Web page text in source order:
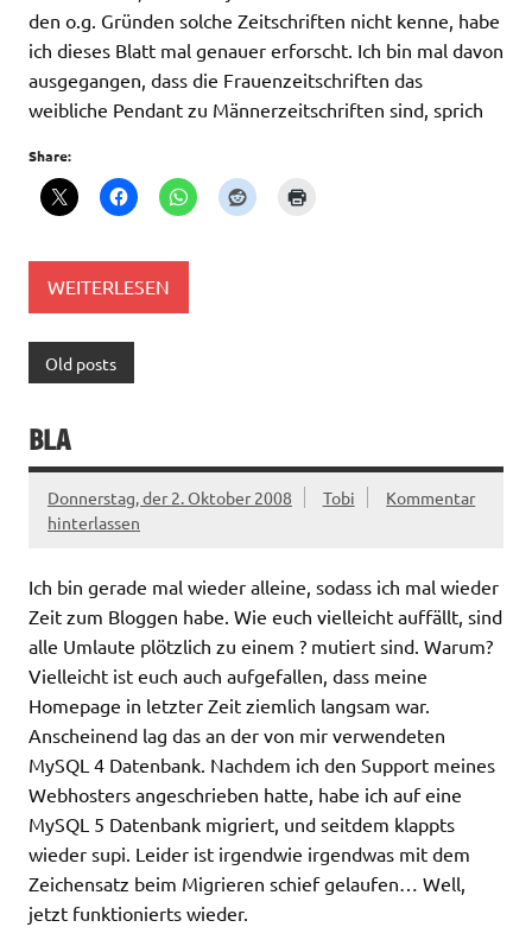
den o.g. Gründen solche Zeitschriften nicht kenne, habe
ich dieses Blatt mal genauer erforscht. Ich bin mal davon
ausgegangen, dass die Frauenzeitschriften das
weibliche Pendant zu Männerzeitschriften sind, sprich
Share:
WEITERLESEN
Old posts
BLA
Donnerstag, der 2. Oktober 2008 Tobi
Kommentar
hinterlassen
Ich bin gerade mal wieder alleine, sodass ich mal wieder
Zeit zum Bloggen habe. Wie euch vielleicht auffällt, sind
alle Umlaute plötzlich zu einem ? mutiert sind. Warum?
Vielleicht ist euch auch aufgefallen, dass meine
Homepage in letzter Zeit ziemlich langsam war.
Anscheinend lag das an der von mir verwendeten
MySQL 4 Datenbank. Nachdem ich den Support meines
Webhosters angeschrieben hatte, habe ich auf eine
MySQL 5 Datenbank migriert, und seitdem klappts
wieder supi. Leider ist irgendwie irgendwas mit dem
Zeichensatz beim Migrieren schief gelaufen… Well,
jetzt funktionierts wieder.